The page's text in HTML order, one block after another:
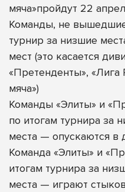
мяча»пройдут 22
Команды, не
турнир за низшие
мест (это касается
«Претенденты», «Лига
мяча»)
Команды «Элиты» и
по итогам турнира за
места — опускаются в
Команда «Элиты» и
итогам турнира за
места — играют